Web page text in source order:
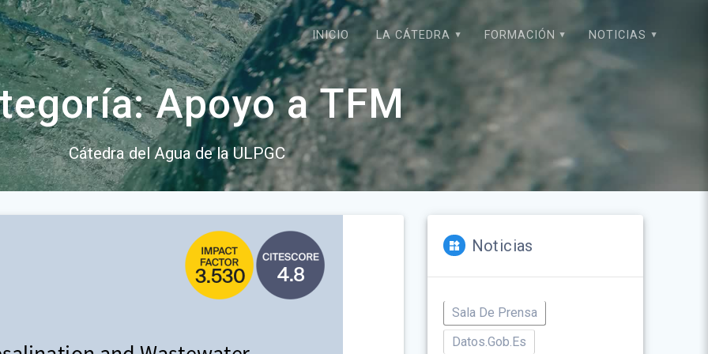
INICIO LA CÁTEDRA FORMACIÓN NOTICIAS
Apoyo a TFM
Cátedra del Agua de la ULPGC
Noticias
Sala De Prensa
Datos.gob.es